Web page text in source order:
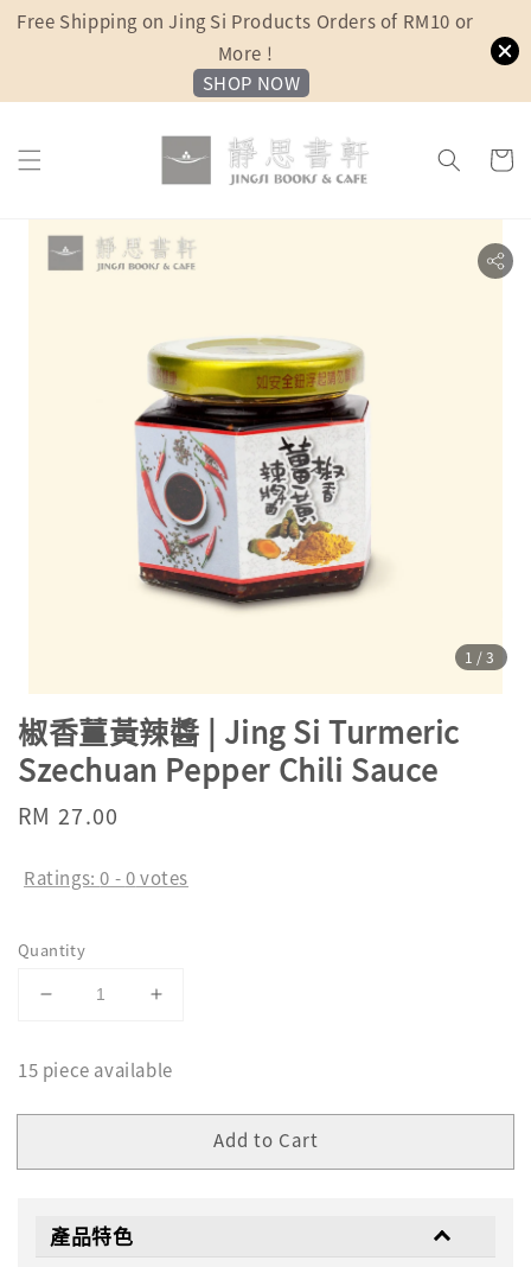
Free Shipping on Jing Si Products Orders of RM10 or
More !
SHOP NOW
1 /3
椒香薑黃辣醬 | Jing Si Turmeric
Szechuan Pepper Chili Sauce
Regular
RM 27.00
Ratings:0 -0votes
Quantity
15 piece available
Add to Cart
產品特色